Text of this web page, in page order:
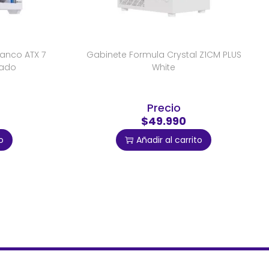
ATX 7
Gabinete Formula Crystal Z1CM PLUS
White
Precio
$49.990
Añadir al carrito